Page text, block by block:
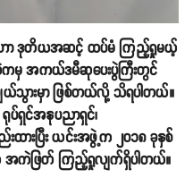
ဟာ ဒုတိယအဆင့် ထပ်မံ ကြည့်ရှုမယ့်
ထဲကမှ အကယ်ဒမီဆုပေးပွဲကြီးတွင်
ယ်သွားမှာ ဖြစ်တယ်လို့ သိရပါတယ်။
ပ်ရှင်အနုပညာရှင်၊
ားပြီး ယင်းအဖွဲ့က ၂၀၁၈ ခုနှစ်
အကဲဖြတ် ကြည့်ရှုလျက်ရှိပါတယ်။